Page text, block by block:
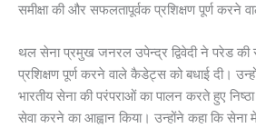
समीक्षा की और सफलतापूर्वक प्रशिक्षण पूर्ण करने
थल सेना प्रमुख जनरल उपेन्द्र द्विवेदी ने परेड की
प्रशिक्षण पूर्ण करने वाले कैडेट्स को बधाई दी।
भारतीय सेना की परंपराओं का पालन करते हुए
सेवा करने का आह्वान किया। उन्होंने कहा कि सेना